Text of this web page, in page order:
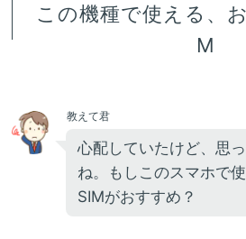
この機種で使える、
M
教えて君
心配していたけど、思
ね。もしこのスマホで
SIMがおすすめ？